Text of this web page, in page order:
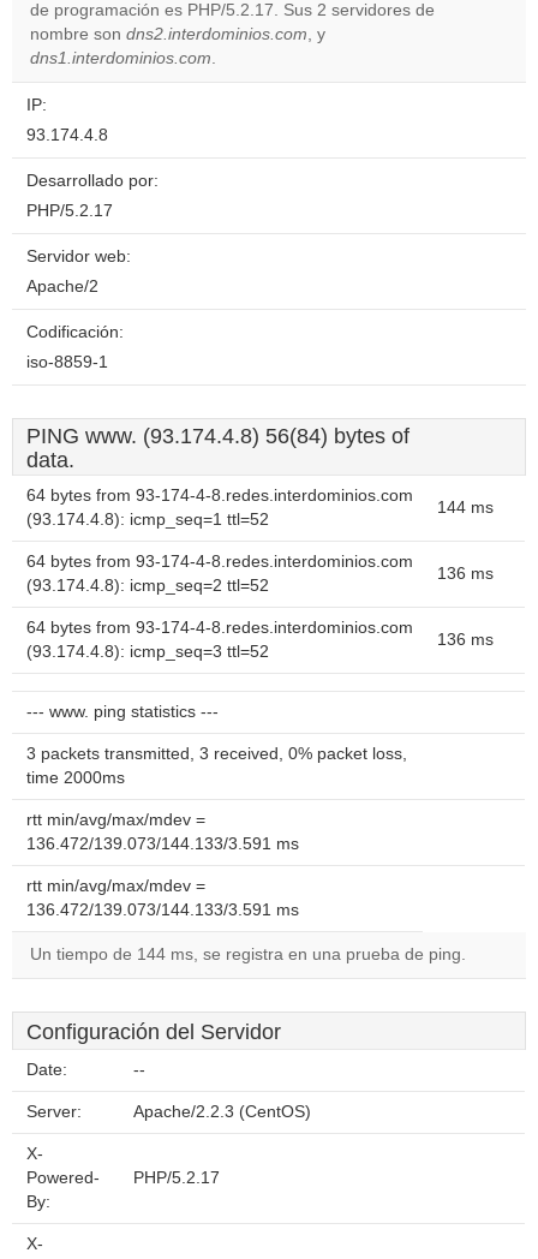
own this
de programación es PHP/5.2.17. Sus 2 servidores de
nombre son dns2.interdominios.com, y
dns1.interdominios.com.
IP:
93.174.4.8
Desarrollado por:
PHP/5.2.17
Servidor web:
Apache/2
Codificación:
iso-8859-1
PING www. (93.174.4.8) 56(84) bytes of
data.
64 bytes from 93-174-4-8.redes.interdominios.com
(93.174.4.8): icmp_seq=1 ttl=52
144 ms
64 bytes from 93-174-4-8.redes.interdominios.com
(93.174.4.8): icmp_seq=2 ttl=52
136 ms
64 bytes from 93-174-4-8.redes.interdominios.com
(93.174.4.8): icmp_seq=3 ttl=52
136 ms
--- www. ping statistics ---
3 packets transmitted, 3 received, 0% packet loss,
time 2000ms
rtt min/avg/max/mdev =
136.472/139.073/144.133/3.591 ms
rtt min/avg/max/mdev =
136.472/139.073/144.133/3.591 ms
Un tiempo de 144 ms, se registra en una prueba de ping.
Configuración del Servidor
Date: --
Server: Apache/2.2.3 (CentOS)
X-
Powered-
By:
PHP/5.2.17
X-